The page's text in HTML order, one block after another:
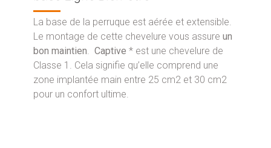
La base de la perruque est aérée et extensible.
Le montage de cette chevelure vous assure un
bon maintien
Captive * est une chevelure de
Classe 1. Cela signifie qu’elle comprend une
zone implantée main entre 25 cm2 et 30 cm2
pour un confort ultime.